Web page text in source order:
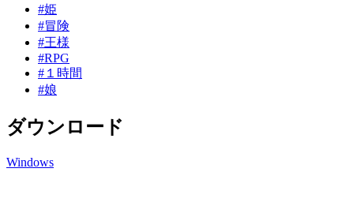
#姫
#冒険
#王様
#RPG
#１時間
#娘
ダウンロード
Windows